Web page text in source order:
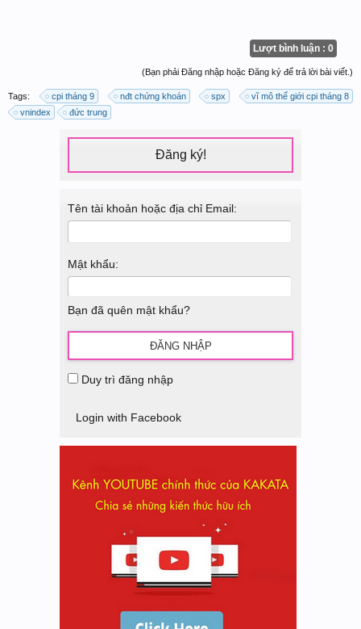
Lượt bình luận : 0
(Bạn phải Đăng nhập hoặc Đăng ký để trả lời bài viết.)
Tags: cpi tháng 9 nđt chứng khoán spx
vĩ mô thế giới cpi tháng 8
vnindex
đức trung
Đăng ký!
Tên tài khoản hoặc địa chỉ Email:
Mật khẩu:
Bạn đã quên mật khẩu?
Duy trì đăng nhập
Login with Facebook